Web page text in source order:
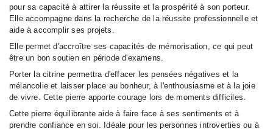
pour sa capacité à attirer la réussite et la prospérité à son porteur.
Elle accompagne dans la recherche de la réussite professionnelle et
aide à accomplir ses projets.
Elle permet d'accroître ses capacités de mémorisation, ce qui peut
être un bon soutien en période d'examens.
Porter la citrine permettra d'effacer les pensées négatives et la
mélancolie et laisser place au bonheur, à l'enthousiasme et à la joie
de vivre. Cette pierre apporte courage lors de moments difficiles.
Cette pierre équilibrante aide à faire face à ses sentiments et à
prendre confiance en soi. Idéale pour les personnes introverties ou à